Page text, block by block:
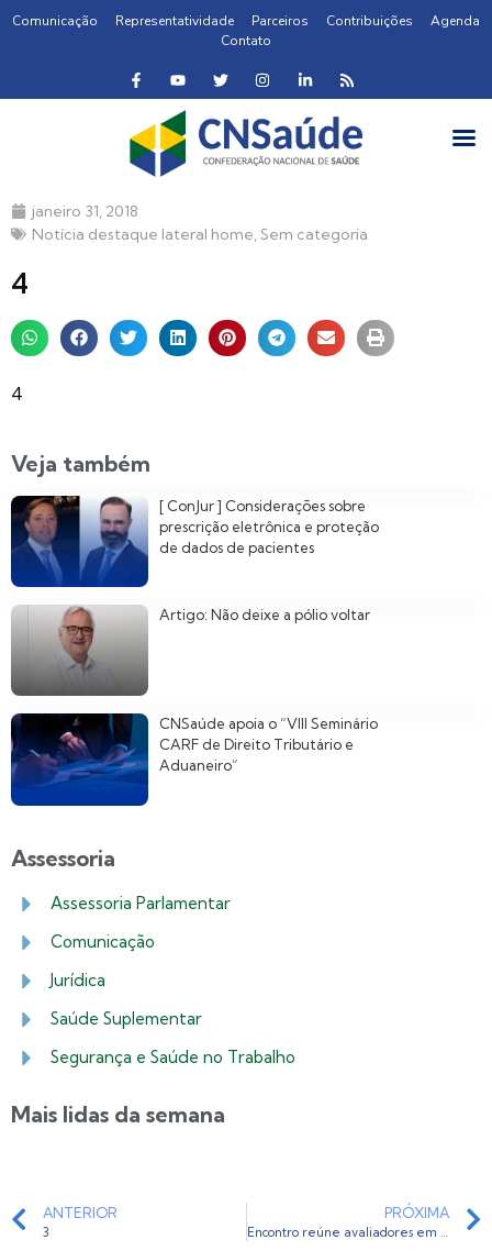
Comunicação Representatividade Parceiros Contribuições
Agenda
Contato
janeiro 31, 2018
Notícia destaque lateral home Sem categoria
4
4
Veja também
[ ConJur ] Considerações sobre
prescrição eletrônica e proteção
de dados de pacientes
Artigo: Não deixe a pólio voltar
CNSaúde apoia o “VIII Seminário
CARF de Direito Tributário e
Aduaneiro”
Assessoria
Assessoria Parlamentar
Comunicação
Jurídica
Saúde Suplementar
Segurança e Saúde no Trabalho
Mais lidas da semana
ANTERIOR
3
PRÓXIMA